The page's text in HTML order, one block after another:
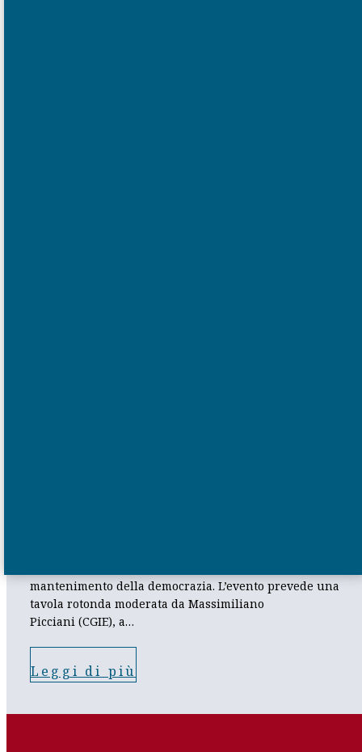
mantenimento della democrazia. L’evento prevede una
tavola rotonda moderata da Massimiliano
Picciani (CGIE), a…
Leggi di più